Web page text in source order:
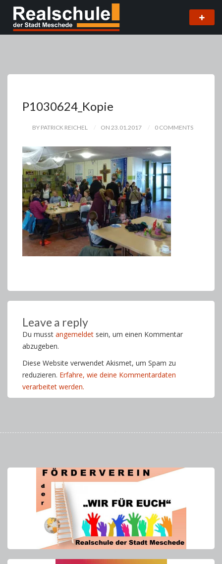
P1030624_Kopie
BY PATRICK REICHEL ON 23.01.2017 0 COMMENTS
Leave a reply
Du musst angemeldet sein, um einen Kommentar
abzugeben.
Diese Website verwendet Akismet, um Spam zu
reduzieren. Erfahre, wie deine Kommentardaten
verarbeitet werden.